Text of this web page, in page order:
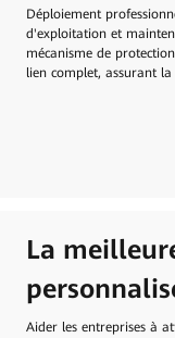
Déploiement
d'exploitation et
mécanisme de
lien complet, assurant la
La
Aider les entreprises à